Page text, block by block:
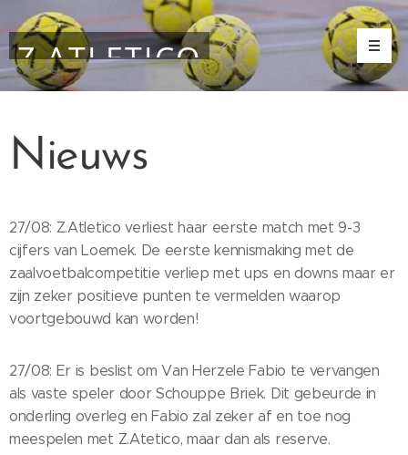
Z.ATLETICO
Nieuws
27/08: Z.Atletico verliest haar eerste match met 9-3
cijfers van Loemek. De eerste kennismaking met de
zaalvoetbalcompetitie verliep met ups en downs maar er
zijn zeker positieve punten te vermelden waarop
voortgebouwd kan worden!
27/08: Er is beslist om Van Herzele Fabio te vervangen
als vaste speler door Schouppe Briek. Dit gebeurde in
onderling overleg en Fabio zal zeker af en toe nog
meespelen met Z.Atetico, maar dan als reserve.